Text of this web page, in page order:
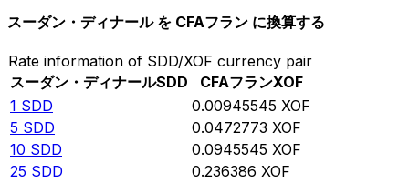
スーダン・ディナール を CFAフラン に換算する
Rate information of SDD/XOF currency pair
スーダン・ディナールSDD CFAフランXOF
1 SDD 0.00945545 XOF
5 SDD 0.0472773 XOF
10 SDD 0.0945545 XOF
25 SDD 0.236386 XOF